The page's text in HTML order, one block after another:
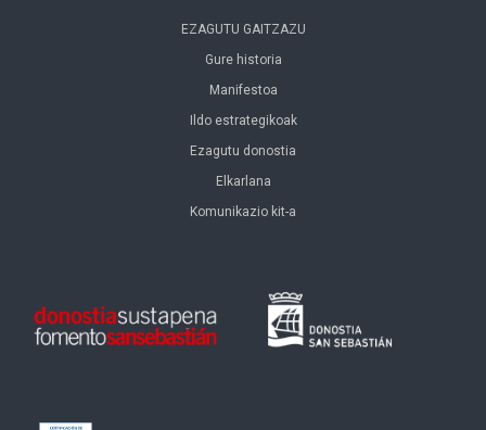
EZAGUTU GAITZAZU
Gure historia
Manifestoa
Ildo estrategikoak
Ezagutu donostia
Elkarlana
Komunikazio kit-a